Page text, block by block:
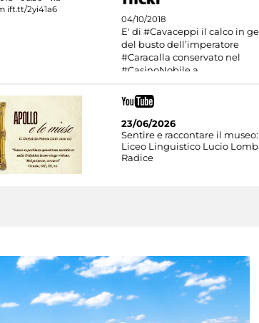
04/10/2018
E' di #Cavaceppi il calco in
del busto dell’imperatore
#Caracalla conservato nel
#CasinoNobile a
23/06/2026
Sentire e raccontare il museo:
Liceo Linguistico Lucio
Radice